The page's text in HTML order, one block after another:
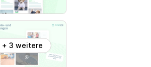
+ 3 weitere